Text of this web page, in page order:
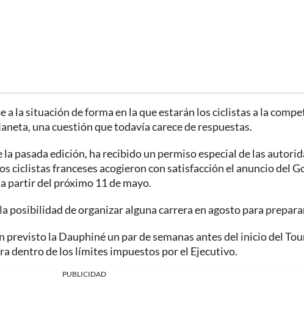
la situación de forma en la que estarán los ciclistas a la
una cuestión que todavía carece de respuestas.
pasada edición, ha recibido un permiso especial de las
ciclistas franceses acogieron con satisfacción el anuncio del
partir del próximo 11 de mayo.
posibilidad de organizar alguna carrera en agosto para
previsto la Dauphiné un par de semanas antes del inicio del
dentro de los límites impuestos por el Ejecutivo.
PUBLICIDAD